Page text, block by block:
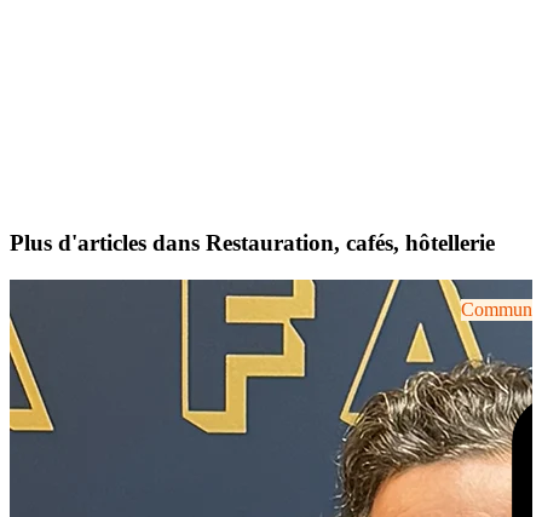
Plus d'articles dans Restauration, cafés, hôtellerie